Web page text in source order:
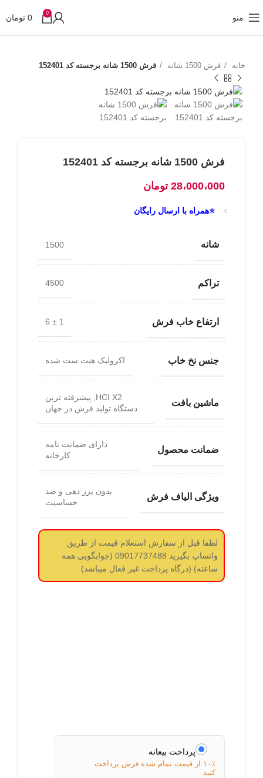
منو 0
0 تومان
خانه فرش 1500 شانه فرش 1500 شانه برجسته کد 152401
فرش 1500 شانه برجسته کد 152401
28،000،000 تومان
⭐همراه با ارسال رایگان
شانه 1500
تراکم 4500
ارتفاع خاب فرش 1 ± 6
جنس نخ خاب اکرولیک هیت ست شده
ماشین بافت
HCI X2, پیشرفته ترین
دستگاه تولید فرش در جهان
ضمانت محصول
دارای ضمانت نامه
کارخانه
ویژگی الیاف فرش
بدون پرز دهی و ضد
حساسیت
لطفا قبل از سفارش استعلام قیمت از طریق
واتساپ بگیرید 09017737488 (جوابگویی همه
ساعته) (درگاه پرداخت غیر فعال میباشد)
پرداخت بیعانه
۱۰٪ از قیمت تمام شده فرش پرداخت
کنید